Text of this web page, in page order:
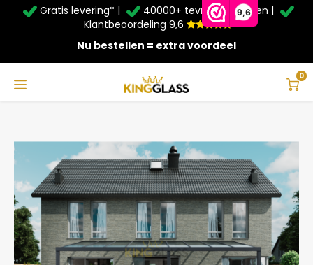
9,6
Service & Contact
Bezorging
Afhalen
Montage
Betaalmethoden
Taal
Gratis levering* |
40000+ tevreden klanten |
Klantbeoordeling 9,6
Nu bestellen = extra voordeel
0
Zomer Deals: Tot 20% kortingop schuifwanden en
veranda's +€20extra kassa korting*
Veranda | Glas | Antraciet | 9.06 x 3.5 meter